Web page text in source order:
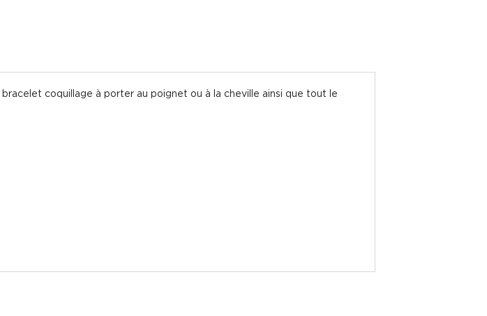
coquillage à porter au poignet ou à la cheville ainsi que tout le